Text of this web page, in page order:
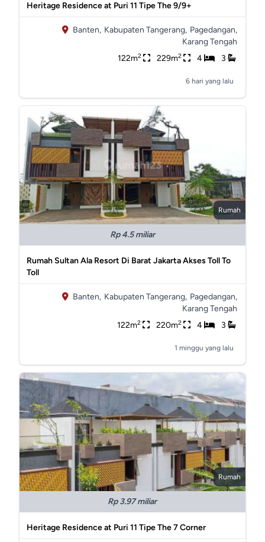
Heritage Residence at Puri 11 Tipe The 9/9+
Banten, Kabupaten Tangerang, Pagedangan,
Karang Tengah
122m2 229m2 4 3
6 hari yang lalu
Rumah
Rp 4.5 miliar
Rumah Sultan Ala Resort Di Barat Jakarta Akses Toll To
Toll
Banten, Kabupaten Tangerang, Pagedangan,
Karang Tengah
122m2 220m2 4 3
1 minggu yang lalu
Rumah
Rp 3.97 miliar
Heritage Residence at Puri 11 Tipe The 7 Corner